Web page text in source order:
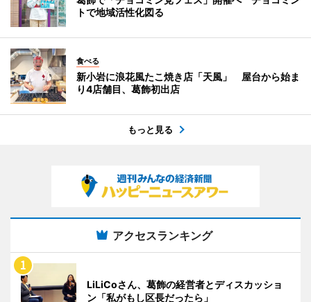
トで地域活性化図る
食べる
新小岩に浪花風たこ焼き店「天風」 屋台から始ま
り4店舗目、葛飾初出店
もっと見る
アクセスランキング
LiLiCoさん、葛飾の経営者とディスカッショ
ン「私がもし区長だったら」